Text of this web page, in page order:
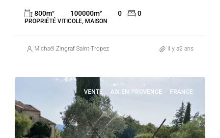
800m² 100000m² 0 0
PROPRIÉTÉ VITICOLE, MAISON
Michaël Zingraf Saint-Tropez il y a2 ans
VENTE AIX-EN-PROVENCE FRANCE